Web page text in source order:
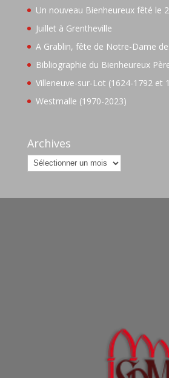
Un nouveau Bienheureux fêté le
Juillet à Grentheville
A Grablin, fête de Notre-Dame
Bibliographie du Bienheureux
Villeneuve-sur-Lot (1624-1792 et
Westmalle (1970-2023)
Archives
Archives